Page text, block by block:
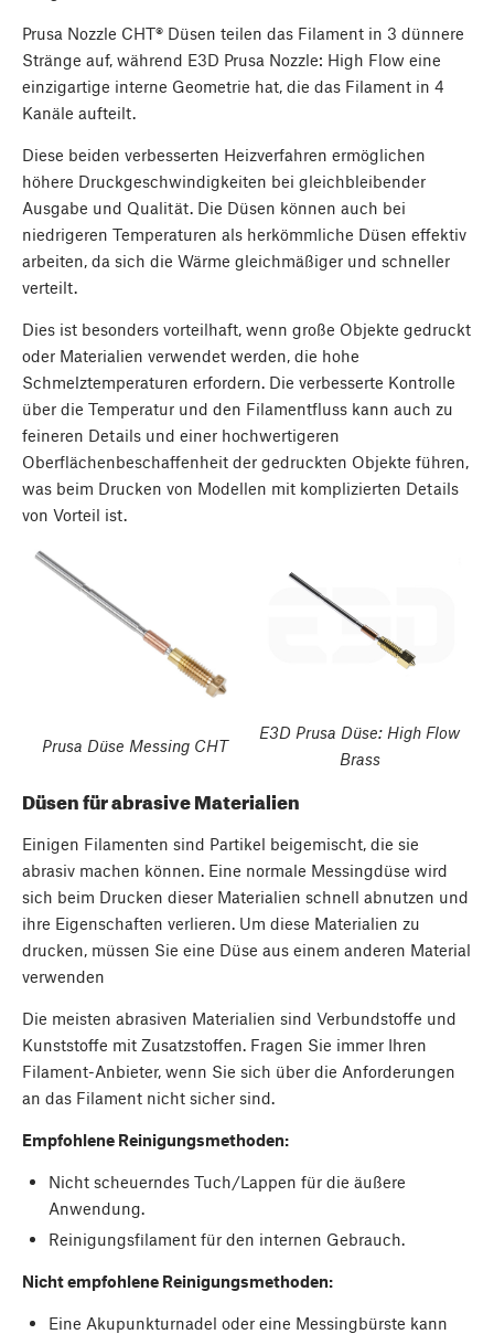
Prusa Nozzle CHT® Düsen teilen das Filament in 3 dünnere
Stränge auf, während E3D Prusa Nozzle: High Flow eine
einzigartige interne Geometrie hat, die das Filament in 4
Kanäle aufteilt.
Diese beiden verbesserten Heizverfahren ermöglichen
höhere Druckgeschwindigkeiten bei gleichbleibender
Ausgabe und Qualität. Die Düsen können auch bei
niedrigeren Temperaturen als herkömmliche Düsen effektiv
arbeiten, da sich die Wärme gleichmäßiger und schneller
verteilt.
Dies ist besonders vorteilhaft, wenn große Objekte gedruckt
oder Materialien verwendet werden, die hohe
Schmelztemperaturen erfordern. Die verbesserte Kontrolle
über die Temperatur und den Filamentfluss kann auch zu
feineren Details und einer hochwertigeren
Oberflächenbeschaffenheit der gedruckten Objekte führen,
was beim Drucken von Modellen mit komplizierten Details
von Vorteil ist.
Prusa Düse Messing CHT
E3D Prusa Düse: High Flow
Brass
Düsen für abrasive Materialien
Einigen Filamenten sind Partikel beigemischt, die sie
abrasiv machen können. Eine normale Messingdüse wird
sich beim Drucken dieser Materialien schnell abnutzen und
ihre Eigenschaften verlieren. Um diese Materialien zu
drucken, müssen Sie eine Düse aus einem anderen Material
verwenden
Die meisten abrasiven Materialien sind Verbundstoffe und
Kunststoffe mit Zusatzstoffen. Fragen Sie immer Ihren
Filament-Anbieter, wenn Sie sich über die Anforderungen
an das Filament nicht sicher sind.
Empfohlene Reinigungsmethoden:
Nicht scheuerndes Tuch/Lappen für die äußere
Anwendung.
Reinigungsfilament für den internen Gebrauch.
Nicht empfohlene Reinigungsmethoden:
Eine Akupunkturnadel oder eine Messingbürste kann